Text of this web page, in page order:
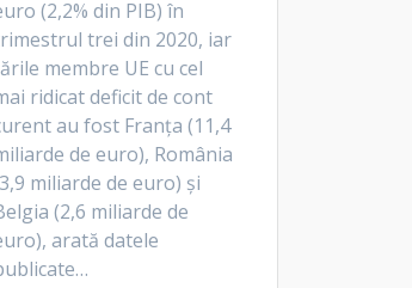
(2,2% din PIB) în
trei din 2020, iar
membre UE cu cel
ridicat deficit de cont
au fost Franța (11,4
de euro), România
miliarde de euro) și
(2,6 miliarde de
arată datele